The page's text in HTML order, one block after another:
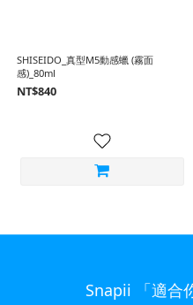
SHISEIDO_真型M5動感蠟 (霧面
感)_80ml
NT$840
Snapii 「適合